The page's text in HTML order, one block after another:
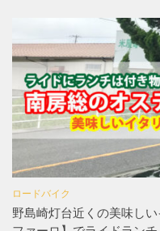
ロードバイク
野島崎灯台近くの美味し